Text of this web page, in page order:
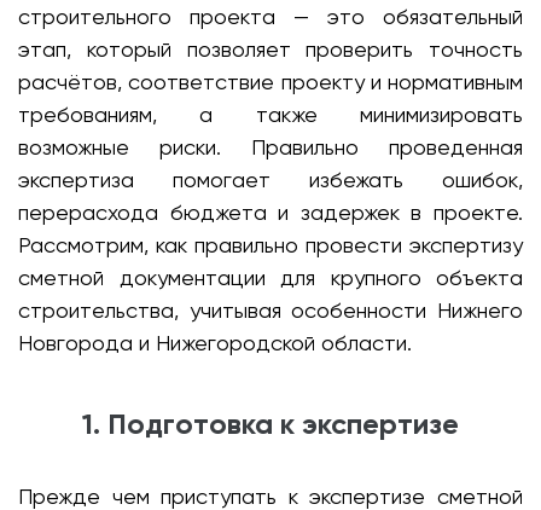
строительного проекта — это обязательный
этап, который позволяет проверить точность
расчётов, соответствие проекту и нормативным
требованиям, а также минимизировать
возможные риски. Правильно проведенная
экспертиза помогает избежать ошибок,
перерасхода бюджета и задержек в проекте.
Рассмотрим, как правильно провести экспертизу
сметной документации для крупного объекта
строительства, учитывая особенности Нижнего
Новгорода и Нижегородской области.
1. Подготовка к экспертизе
Прежде чем приступать к экспертизе сметной